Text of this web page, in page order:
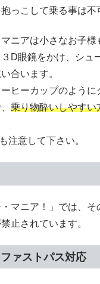
っこして乗る事は不
ニアは小さなお子様
D眼鏡をかけ、シュ
合います。
ヒーカップのように
乗り物酔いしやすい
注意して下さい。
・マニア！」では、
止されています。
ァストパス対応